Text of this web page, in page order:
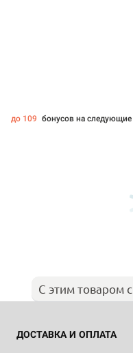
до 109 бонусов на следующие
С этим товаром
ДОСТАВКА И ОПЛАТА